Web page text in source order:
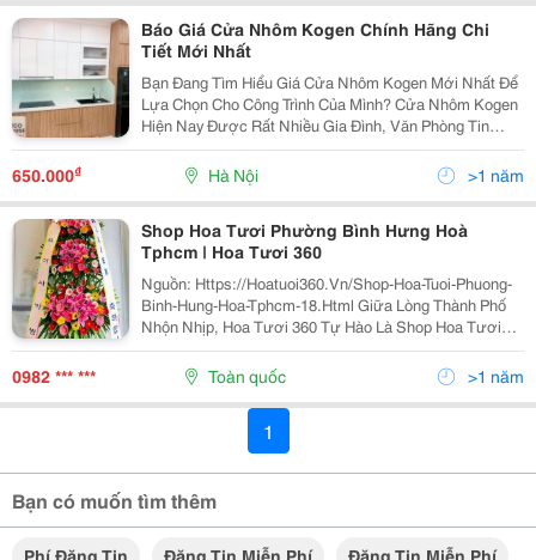
Báo Giá Cửa Nhôm Kogen Chính Hãng Chi
Tiết Mới Nhất
Bạn Đang Tìm Hiểu Giá Cửa Nhôm Kogen Mới Nhất Để
Lựa Chọn Cho Công Trình Của Mình? Cửa Nhôm Kogen
Hiện Nay Được Rất Nhiều Gia Đình, Văn Phòng Tin
Dùng Nhờ Thiết Kế Đẹp, Độ Bền Cao Và Khả Năng
Cách Âm, Cách Nhiệt Vượt Trội. Tuy Nhiên, Để Chọn
Được Sản...
650.000₫ Hà Nội >1 năm
Shop Hoa Tươi Phường Bình Hưng Hoà
Tphcm | Hoa Tươi 360
Nguồn: Https://Hoatuoi360.Vn/Shop-Hoa-Tuoi-Phuong-
Binh-Hung-Hoa-Tphcm-18.Html Giữa Lòng Thành Phố
Nhộn Nhịp, Hoa Tươi 360 Tự Hào Là Shop Hoa Tươi
Phường Bình Hưng Hoà Tphcm Uy Tín, Được Người
Dân Địa Phương Tin Chọn. Mỗi Bông Hoa Tại Shop
0982 *** *** Toàn quốc >1 năm
1
Bạn có muốn tìm thêm
Phí Đăng Tin Đăng Tin Miễn Phí Đăng Tin Miễn Phí